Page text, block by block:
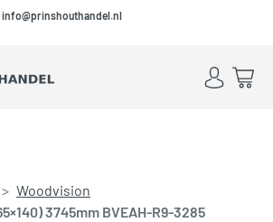
Skip to main content
Skip to footer
info@prinshouthandel.nl
Account
sluiten
Woodvision
3745mm BVEAH-R9-3285